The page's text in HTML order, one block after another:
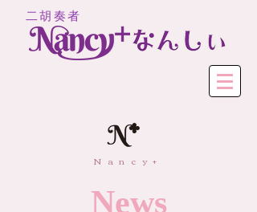
二胡奏者
Nancy+
News